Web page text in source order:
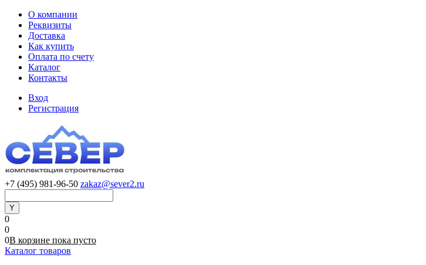
О компании
Реквизиты
Доставка
Как купить
Оплата по счету
Каталог
Контакты
Вход
Регистрация
+7 (495) 981-96-50 zakaz@sever2.ru
0
0
0В корзине пока пусто
Каталог товаров